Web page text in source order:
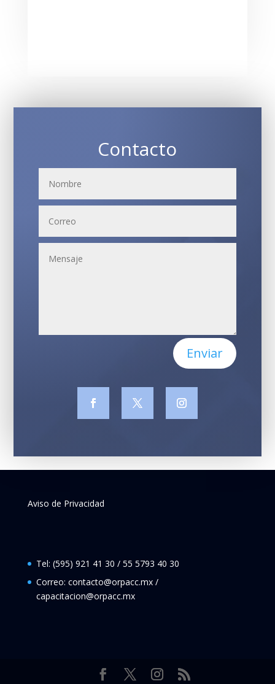
Contacto
Enviar
Aviso de Privacidad
Tel: (595) 921 41 30 / 55 5793 40 30
Correo: contacto@orpacc.mx /
capacitacion@orpacc.mx